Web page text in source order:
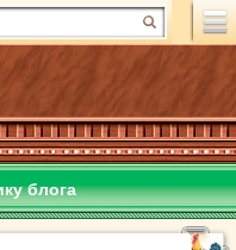
блога